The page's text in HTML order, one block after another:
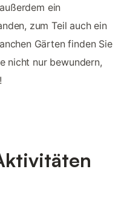
ein
zum Teil auch ein
Gärten finden Sie
nicht nur bewundern,